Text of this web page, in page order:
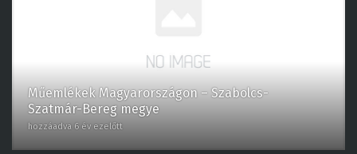
Műemlékek Magyarországon – Szabolcs-
Szatmár-Bereg megye
hozzáadva 6 év ezelőtt